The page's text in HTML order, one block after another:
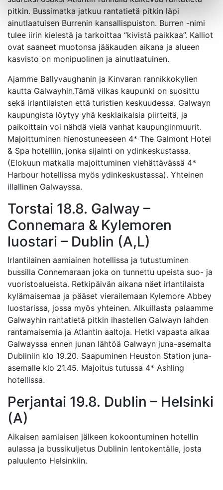
pitkin. Bussimatka jatkuu rantatietä pitkin läpi
ainutlaatuisen Burrenin kansallispuiston. Burren -nimi
tulee iirin kielestä ja tarkoittaa “kivistä paikkaa”. Kalliot
ovat saaneet muotonsa jääkauden aikana ja alueen
kasvisto on monipuolinen ja ainutlaatuinen.
Ajamme Ballyvaughanin ja Kinvaran rannikkokylien
kautta Galwayhin.Tämä vilkas kaupunki on suosittu
sekä irlantilaisten että turistien keskuudessa. Galwayn
kaupungista löytyy yhä keskiaikaisia piirteitä, ja
paikoittain voi nähdä vielä vanhat kaupunginmuurit.
Majoittuminen hienostuneeseen 4* The Galmont Hotel
& Spa hotelliin, jonka sijainti on ydinkeskustassa.
(Elokuun matkalla majoittuminen viehättävässä 4*
Harbour hotellissa myös ydinkeskustassa). Yhteinen
illallinen Galwayssa.
Torstai 18.8. Galway –
Connemara & Kylemoren
luostari – Dublin (A,L)
Irlantilainen aamiainen hotellissa ja tutustuminen
bussilla Connemaraan joka on tunnettu upeista suo- ja
vuoristoalueista. Retkipäivän aikana näet irlantilaista
kylämaisemaa ja pääset vierailemaan Kylemore Abbey
luostarissa, jossa myös yhteinen. Alkuillasta palaamme
Galwayhin rantatietä pitkin ihastellen Galwayn lahden
rantamaisemia ja Atlantin aaltoja. Hetki vapaata aikaa
Galwayssa ennen junan lähtöä Galwayn juna-asemalta
Dubliniin klo 19.20. Saapuminen Heuston Station juna-
asemalle klo 21.45. Majoitus tutussa 4* Ashling
hotellissa.
Perjantai 19.8. Dublin – Helsinki
(A)
Aikaisen aamiaisen jälkeen kokoontuminen hotellin
aulassa ja bussikuljetus Dublinin lentokentälle, josta
paluulento Helsinkiin.